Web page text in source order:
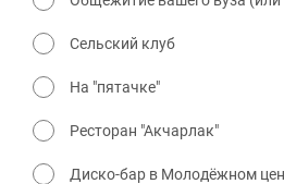
Сельский клуб
На "пятачке"
Ресторан "Акчарлак"
Диско-бар в Молодёжном